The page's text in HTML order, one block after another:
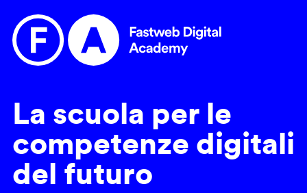
La scuola per le
competenze digitali
del futuro